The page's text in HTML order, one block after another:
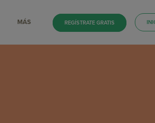
MÁS REGÍSTRATE GRATIS